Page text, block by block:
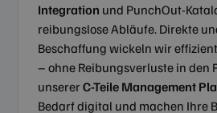
Integration und PunchOut-
reibungslose Abläufe. Direkte
Beschaffung wickeln wir
– ohne Reibungsverluste in den
unsererC-Teile Management
Bedarf digital und machen Ihre